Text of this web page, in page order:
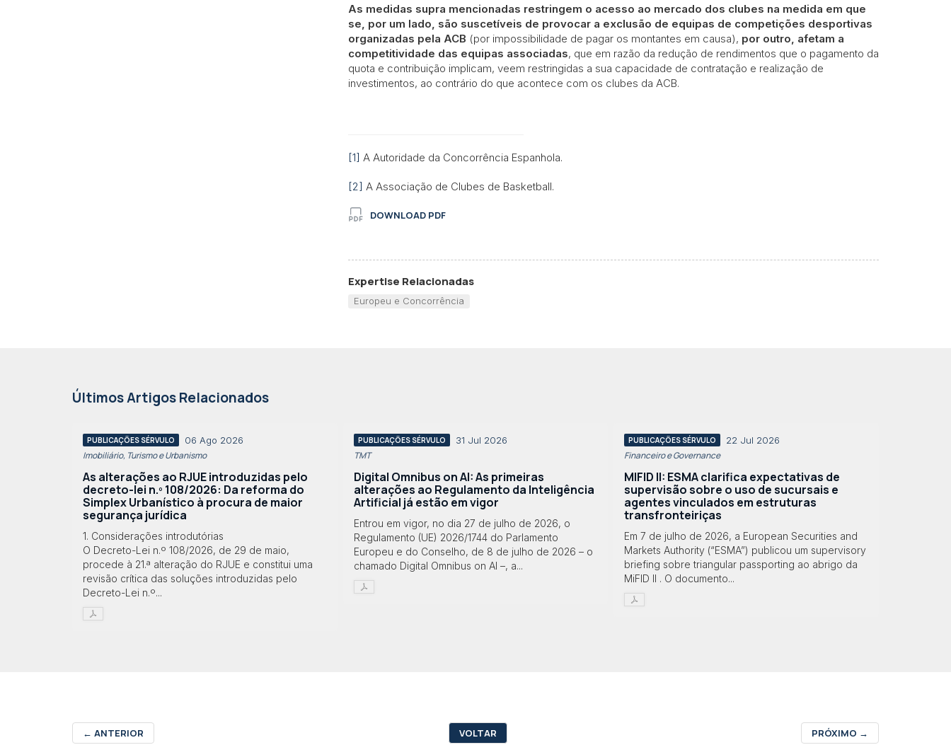
As medidas supra mencionadas restringem o acesso ao mercado dos clubes na medida em que
se, por um lado, são suscetíveis de provocar a exclusão de equipas de competições desportivas
organizadas pela ACB (por impossibilidade de pagar os montantes em causa), por outro, afetam a
competitividade das equipas associadas, que em razão da redução de rendimentos que o pagamento da
quota e contribuição implicam, veem restringidas a sua capacidade de contratação e realização de
investimentos, ao contrário do que acontece com os clubes da ACB.
[1] A Autoridade da Concorrência Espanhola.
[2] A Associação de Clubes de Basketball.
DOWNLOAD PDF
Expertise Relacionadas
Europeu e Concorrência
Últimos Artigos Relacionados
PUBLICAÇÕES SÉRVULO 06 Ago 2026
Imobiliário, Turismo e Urbanismo
As alterações ao RJUE introduzidas pelo
decreto-lei n.º 108/2026: Da reforma do
Simplex Urbanístico à procura de maior
segurança jurídica
1. Considerações introdutórias
O Decreto-Lei n.º 108/2026, de 29 de maio,
procede à 21.ª alteração do RJUE e constitui uma
revisão crítica das soluções introduzidas pelo
Decreto-Lei n.º...
PUBLICAÇÕES SÉRVULO 31 Jul 2026
TMT
Digital Omnibus on AI: As primeiras
alterações ao Regulamento da Inteligência
Artificial já estão em vigor
Entrou em vigor, no dia 27 de julho de 2026, o
Regulamento (UE) 2026/1744 do Parlamento
Europeu e do Conselho, de 8 de julho de 2026 – o
chamado Digital Omnibus on AI –, a...
PUBLICAÇÕES SÉRVULO 22 Jul 2026
Financeiro e Governance
MIFID II: ESMA clarifica expectativas de
supervisão sobre o uso de sucursais e
agentes vinculados em estruturas
transfronteiriças
Em 7 de julho de 2026, a European Securities and
Markets Authority (“ESMA”) publicou um supervisory
briefing sobre triangular passporting ao abrigo da
MiFID II . O documento...
← ANTERIOR VOLTAR PRÓXIMO →